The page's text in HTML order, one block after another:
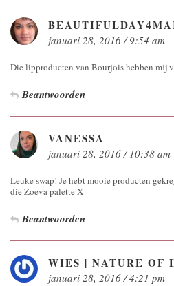
januari 28, 2016 / 9:54 am
Die lipproducten van Bourjois hebben mij
Beantwoorden
VANESSA
januari 28, 2016 / 10:38 am
Leuke swap! Je hebt mooie producten
die Zoeva palette X
Beantwoorden
WIES | NATURE OF
januari 28, 2016 / 4:21 pm